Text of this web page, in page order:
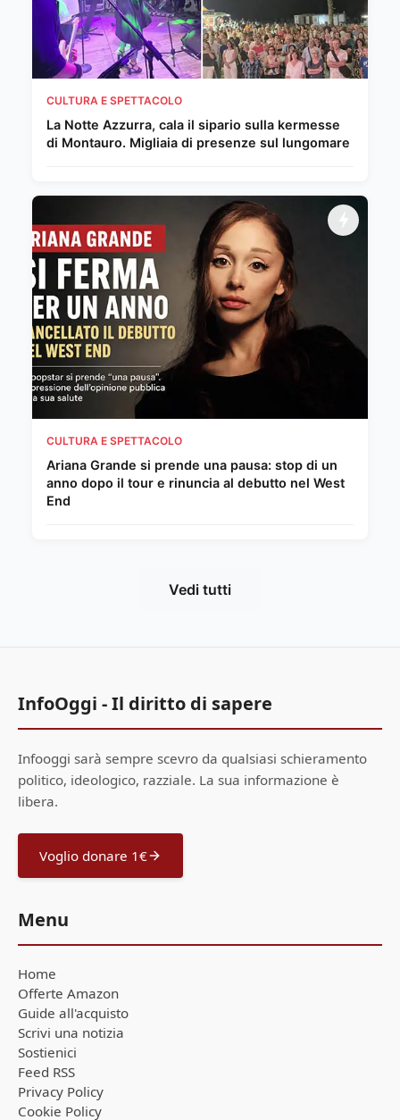
CULTURA E SPETTACOLO
La Notte Azzurra, cala il sipario sulla kermesse
di Montauro. Migliaia di presenze sul lungomare
CULTURA E SPETTACOLO
Ariana Grande si prende una pausa: stop di un
anno dopo il tour e rinuncia al debutto nel West
End
Vedi tutti
InfoOggi - Il diritto di sapere
Infooggi sarà sempre scevro da qualsiasi schieramento
politico, ideologico, razziale. La sua informazione è
libera.
Voglio donare 1€
Menu
Home
Offerte Amazon
Guide all'acquisto
Scrivi una notizia
Sostienici
Feed RSS
Privacy Policy
Cookie Policy